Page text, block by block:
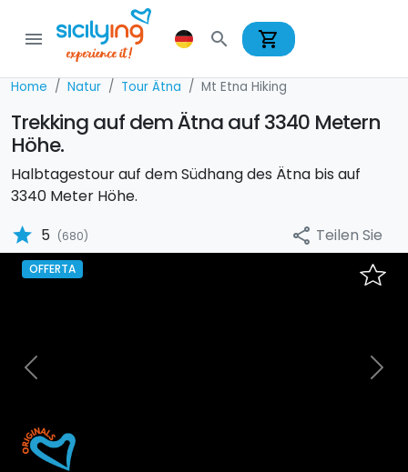
menu search shopping_cart
Home Natur Tour Ätna Mt Etna Hiking
Trekking auf dem Ätna auf 3340 Metern
Höhe.
Halbtagestour auf dem Südhang des Ätna bis auf
3340 Meter Höhe.
star 5 (680) share Teilen Sie
OFFERTA
Previous Next